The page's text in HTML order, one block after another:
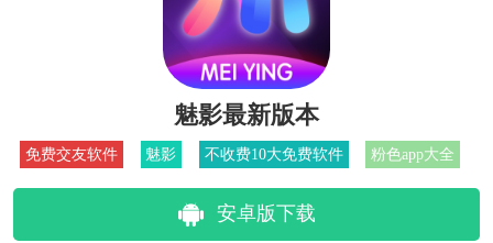
魅影最新版本
免费交友软件 魅影 不收费10大免费软件 粉色app大全
安卓版下载